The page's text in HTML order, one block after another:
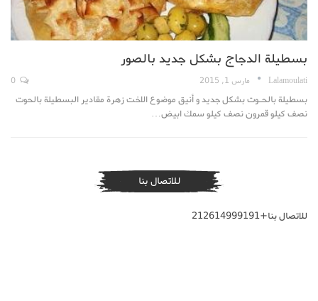
بسطيلة الدجاج بشكل جديد بالصور
Lalamoulati مارس 1, 2015
بسطيلة بالحـوت بشكل جديد و أنيق موضوع الاخت زهرة مقادير البسطيلة بالحوت
نصف كيلو قمرون نصف كيلو سمك ابيض…
للاتصال بنا
للاتصال بنا+212614999191